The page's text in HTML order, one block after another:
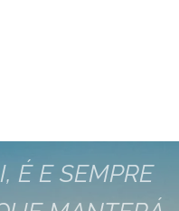
É E SEMPRE